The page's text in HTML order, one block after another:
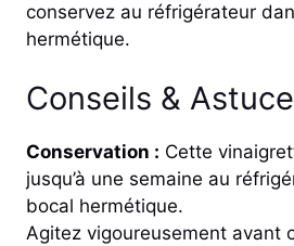
conservez au réfrigérateur
hermétique.
Conseils &
Conservation : Cette
jusqu’à une semaine au
bocal hermétique.
Agitez vigoureusement avant